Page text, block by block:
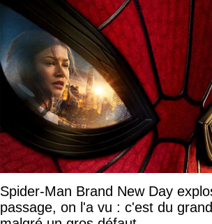
Spider-Man Brand New Day
passage, on l'a vu : c'est du